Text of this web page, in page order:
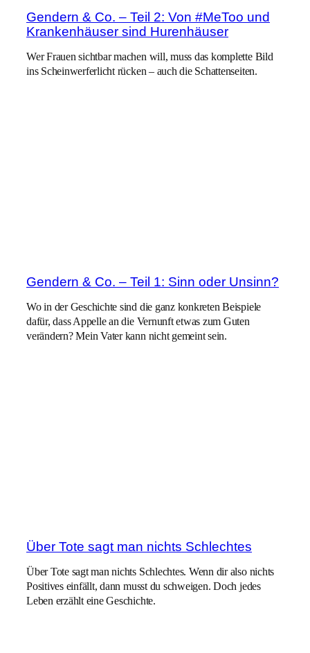
Gendern & Co. – Teil 2: Von #MeToo und
Krankenhäuser sind Hurenhäuser
Wer Frauen sichtbar machen will, muss das komplette Bild
ins Scheinwerferlicht rücken – auch die Schattenseiten.
Gendern & Co. – Teil 1: Sinn oder Unsinn?
Wo in der Geschichte sind die ganz konkreten Beispiele
dafür, dass Appelle an die Vernunft etwas zum Guten
verändern? Mein Vater kann nicht gemeint sein.
Über Tote sagt man nichts Schlechtes
Über Tote sagt man nichts Schlechtes. Wenn dir also nichts
Positives einfällt, dann musst du schweigen. Doch jedes
Leben erzählt eine Geschichte.